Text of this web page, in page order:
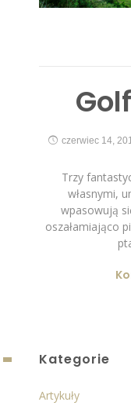
czerwiec 14,
Trzy
własnymi,
wpasowują
oszałamiająco
Kategorie
Artykuły